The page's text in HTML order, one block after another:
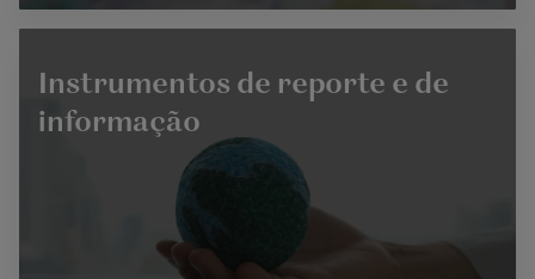
Instrumentos de reporte e de
informação